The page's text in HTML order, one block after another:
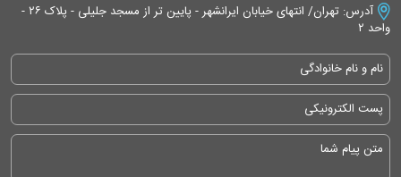
آدرس: تهران/ انتهای خیابان ایرانشهر - پایین تر از مسجد جلیلی - پلاک ۲۶ -
واحد ۲